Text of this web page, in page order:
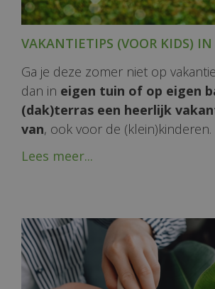
VAKANTIETIPS (VOOR KIDS)
Ga je deze zomer niet op
dan in eigen tuin of op eigen
(dak)terras een heerlijk
van, ook voor de (klein)kinderen.
Lees meer...